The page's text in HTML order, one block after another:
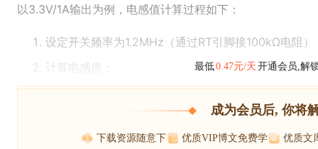
以3.3V/1A输出为例，电感值计算过程如下：
设定开关频率为1.2MHz（通过RT引脚接100kΩ电阻）
计算电感值：
最低0.47元/天 开通会员,解
成为会员后, 你将
下载资源随意下 优质VIP博文免费学 优质文